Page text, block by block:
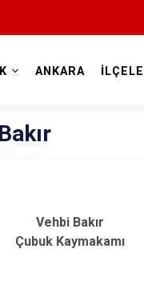
ANKARA
Vehbi Bakır
Çubuk Kaymakamı